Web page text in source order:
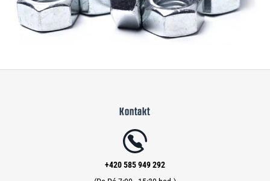
Kontakt
+420 585 949 292